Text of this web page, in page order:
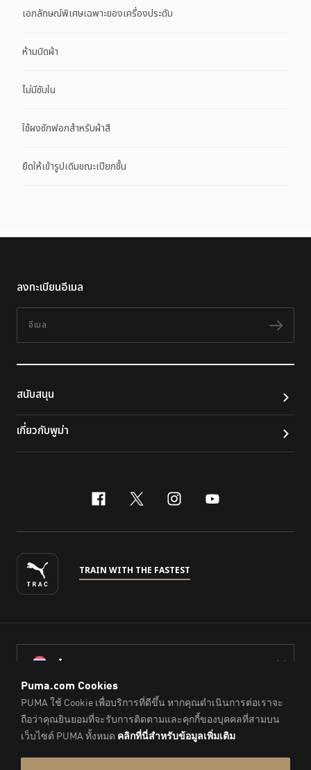
เอกลักษณ์พิเศษเฉพาะของเครื่องประดับ
ห้ามบิดผ้า
ไม่มีซับใน
ใช้ผงซักฟอกสำหรับผ้าสี
ยืดให้เข้ารูปเดิมขณะเปียกชื้น
ลงทะเบียนอีเมล
ติดต
สนับสนุน
เกี่ยวกับพูม่า
facebook
x-twitter
instagram
youtube
TRAIN WITH THE FASTEST
ไทย
© PUMA Sports (Thailand) Co., Ltd.,2026. All Rights Reserved.
Company Reg. No. 0105564148338